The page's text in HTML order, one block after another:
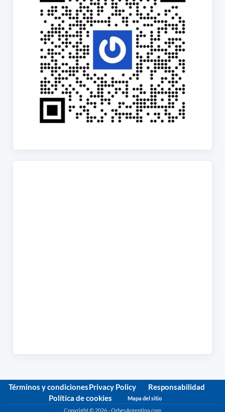
Términos y condicionesPrivacy Policy
Responsabilidad
Política de cookies
Mapa del sitio
Copyright © 2026 - OrbesArgentina.com